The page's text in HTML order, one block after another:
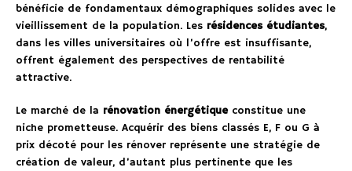
bénéficie de fondamentaux démographiques solides avec le
vieillissement de la population. Les résidences étudiantes,
dans les villes universitaires où l’offre est insuffisante,
offrent également des perspectives de rentabilité
attractive.
Le marché de la rénovation énergétiqueconstitue une
niche prometteuse. Acquérir des biens classés E, F ou G à
prix décoté pour les rénover représente une stratégie de
création de valeur, d’autant plus pertinente que les